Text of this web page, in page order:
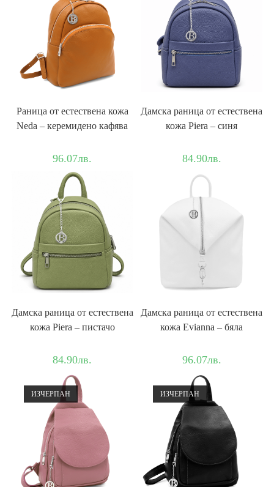
Раница от естествена кожа
Neda – керемидено кафява
96.07лв.
Дамска раница от естествена
кожа Piera – синя
84.90лв.
Дамска раница от естествена
кожа Piera – пистачо
84.90лв.
Дамска раница от естествена
кожа Evianna – бяла
96.07лв.
ИЗЧЕРПАН ИЗЧЕРПАН